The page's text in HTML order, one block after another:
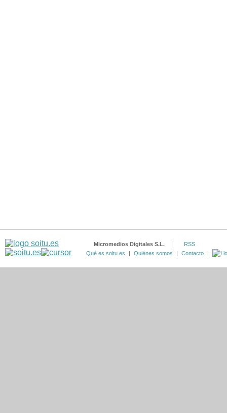
Micromedios Digitales S.L.
RSS
Qué es soitu.es
Quiénes somos Contacto